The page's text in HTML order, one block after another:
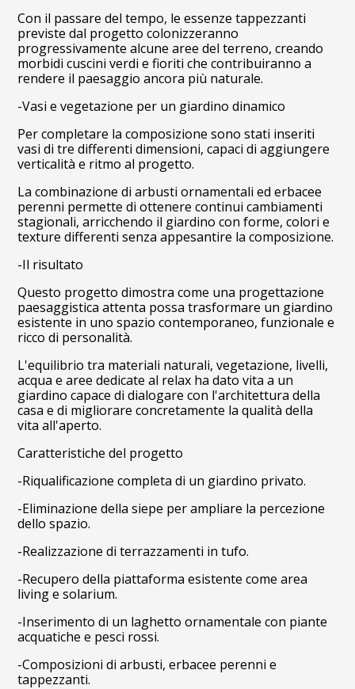
FAQ
Con il passare del tempo, le essenze tappezzanti
previste dal progetto colonizzeranno
progressivamente alcune aree del terreno, creando
morbidi cuscini verdi e fioriti che contribuiranno a
rendere il paesaggio ancora più naturale.
-Vasi e vegetazione per un giardino dinamico
Per completare la composizione sono stati inseriti
vasi di tre differenti dimensioni, capaci di aggiungere
verticalità e ritmo al progetto.
La combinazione di arbusti ornamentali ed erbacee
perenni permette di ottenere continui cambiamenti
stagionali, arricchendo il giardino con forme, colori e
texture differenti senza appesantire la composizione.
-Il risultato
Questo progetto dimostra come una progettazione
paesaggistica attenta possa trasformare un giardino
esistente in uno spazio contemporaneo, funzionale e
ricco di personalità.
L'equilibrio tra materiali naturali, vegetazione, livelli,
acqua e aree dedicate al relax ha dato vita a un
giardino capace di dialogare con l'architettura della
casa e di migliorare concretamente la qualità della
vita all'aperto.
Caratteristiche del progetto
-Riqualificazione completa di un giardino privato.
-Eliminazione della siepe per ampliare la percezione
dello spazio.
-Realizzazione di terrazzamenti in tufo.
-Recupero della piattaforma esistente come area
living e solarium.
-Inserimento di un laghetto ornamentale con piante
acquatiche e pesci rossi.
-Composizioni di arbusti, erbacee perenni e
tappezzanti.